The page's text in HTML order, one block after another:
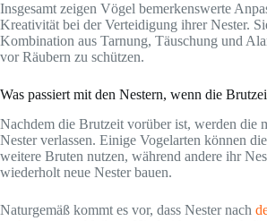
Insgesamt zeigen Vögel bemerkenswerte
Kreativität bei der Verteidigung ihrer Nester.
Kombination aus Tarnung, Täuschung und
vor Räubern zu schützen.
Was passiert mit den Nestern, wenn die
Nachdem die Brutzeit vorüber ist, werden die
Nester verlassen. Einige Vogelarten können
weitere Bruten nutzen, während andere ihr
wiederholt neue Nester bauen.
Naturgemäß kommt es vor, dass Nester nach